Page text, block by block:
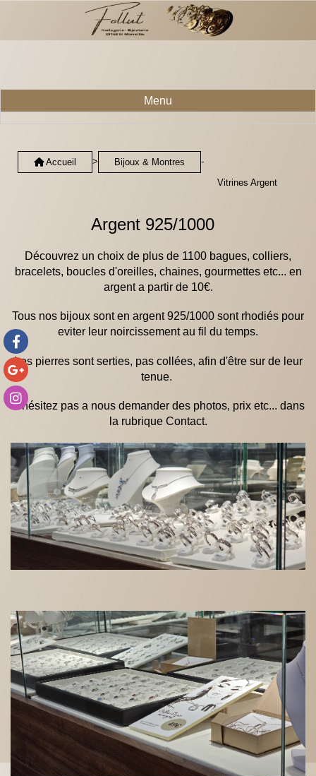
Menu
Accueil > Bijoux & Montres
-
Vitrines Argent
Argent 925/1000
Découvrez un choix de plus de 1100 bagues, colliers,
bracelets, boucles d'oreilles, chaines, gourmettes etc... en
argent a partir de 10€.
Tous nos bijoux sont en argent 925/1000 sont rhodiés pour
eviter leur noircissement au fil du temps.
Les pierres sont serties, pas collées, afin d'être sur de leur
tenue.
N'hésitez pas a nous demander des photos, prix etc... dans
la rubrique Contact.